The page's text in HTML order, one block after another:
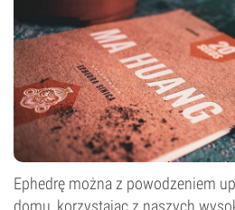
Ephedrę można z powodzeniem
domu, korzystając z naszych